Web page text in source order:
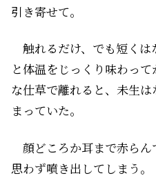
引き寄せて――。
触れるだけ、でも短くは
と体温をじっくり味わっ
な仕草で離れると、未生
まっていた。
顔どころか耳まで赤らん
思わず噴き出してしまう。